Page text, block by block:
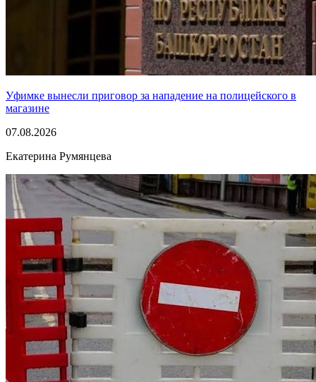
Уфимке вынесли приговор за нападение на полицейского в
магазине
07.08.2026
Екатерина Румянцева